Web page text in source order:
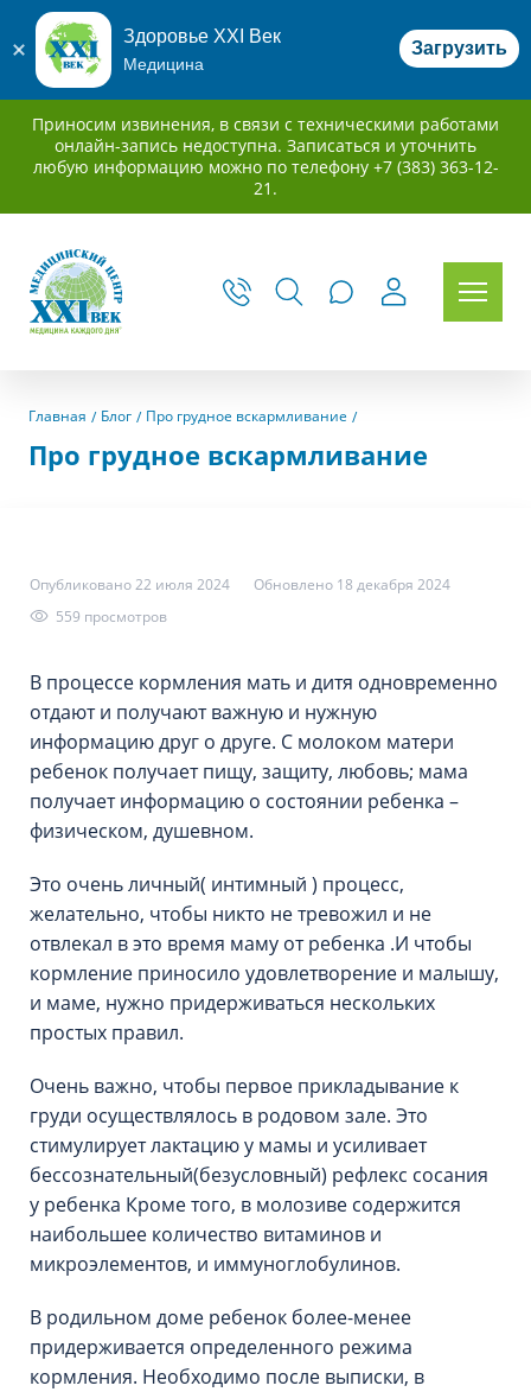
Здоровье XXI Век
Медицина
Загрузить
Приносим извинения, в связи с техническими работами
онлайн-запись недоступна. Записаться и уточнить
любую информацию можно по телефону +7 (383) 363-12-
21.
Главная Блог Про грудное вскармливание
Про грудное вскармливание
Опубликовано 22 июля 2024
Обновлено 18 декабря 2024
559 просмотров
В процессе кормления мать и дитя одновременно
отдают и получают важную и нужную
информацию друг о друге. С молоком матери
ребенок получает пищу, защиту, любовь; мама
получает информацию о состоянии ребенка –
физическом, душевном.
Это очень личный( интимный ) процесс,
желательно, чтобы никто не тревожил и не
отвлекал в это время маму от ребенка .И чтобы
кормление приносило удовлетворение и малышу,
и маме, нужно придерживаться нескольких
простых правил.
Очень важно, чтобы первое прикладывание к
груди осуществлялось в родовом зале. Это
стимулирует лактацию у мамы и усиливает
бессознательный(безусловный) рефлекс сосания
у ребенка Кроме того, в молозиве содержится
наибольшее количество витаминов и
микроэлементов, и иммуноглобулинов.
В родильном доме ребенок более-менее
придерживается определенного режима
кормления. Необходимо после выписки, в